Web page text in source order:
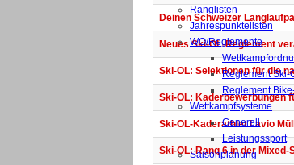
Ranglisten
Jahrespunktelisten
WO/Reglemente
Reglement Ski-
Reglement
Wettkampfsysteme
Generell
Leistungssport
Saisonplanung
Deinen Schweizer
Neues Ski-OL-Reglement
Ski-OL: Selektionen für die
Ski-OL: Kaderbewerbungen
Ski-OL-Kaderathlet Lavio
Ski-OL: Rang 6 in der Mixed-